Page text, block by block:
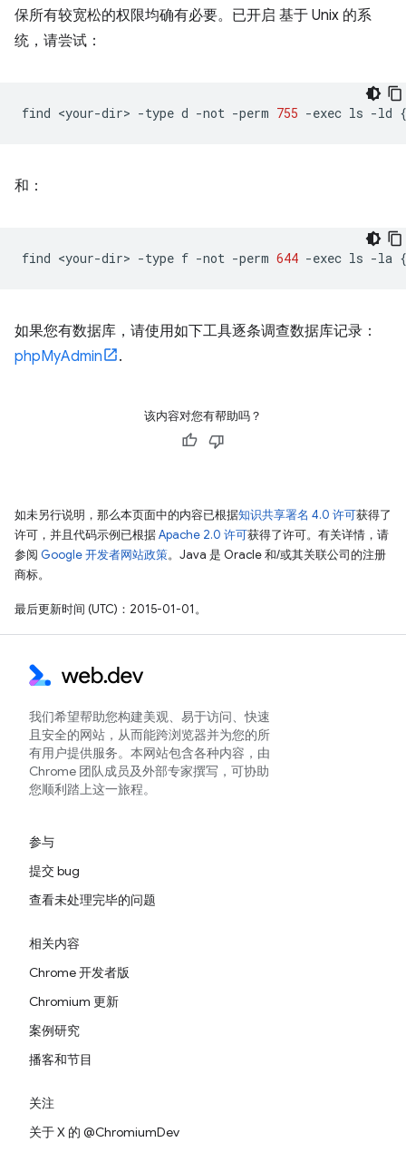
保所有较宽松的权限均确有必要。已开启 基于 Unix 的系
统，请尝试：
find <your-dir> -type d -not -perm 755 -exec ls -ld
和：
find <your-dir> -type f -not -perm 644 -exec ls -la
如果您有数据库，请使用如下工具逐条调查数据库记录：
phpMyAdmin
.
该内容对您有帮助吗？
如未另行说明，那么本页面中的内容已根据知识共享署名 4.0 许可获得了
许可，并且代码示例已根据Apache 2.0 许可获得了许可。有关详情，请
参阅 Google 开发者网站政策。Java 是 Oracle 和/或其关联公司的注册
商标。
最后更新时间 (UTC)：2015-01-01。
我们希望帮助您构建美观、易于访问、快速
且安全的网站，从而能跨浏览器并为您的所
有用户提供服务。本网站包含各种内容，由
Chrome 团队成员及外部专家撰写，可协助
您顺利踏上这一旅程。
参与
提交 bug
查看未处理完毕的问题
相关内容
Chrome 开发者版
Chromium 更新
案例研究
播客和节目
关注
关于 X 的 @ChromiumDev